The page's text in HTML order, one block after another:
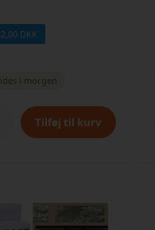
DKK
i morgen